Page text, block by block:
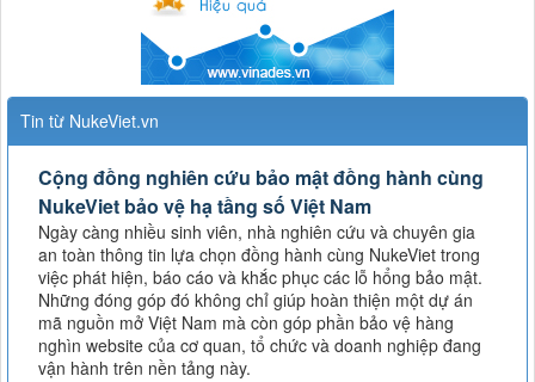
Tin từ NukeViet.vn
Cộng đồng nghiên cứu bảo mật đồng hành cùng
NukeViet bảo vệ hạ tầng số Việt Nam
Ngày càng nhiều sinh viên, nhà nghiên cứu và chuyên gia
an toàn thông tin lựa chọn đồng hành cùng NukeViet trong
việc phát hiện, báo cáo và khắc phục các lỗ hổng bảo mật.
Những đóng góp đó không chỉ giúp hoàn thiện một dự án
mã nguồn mở Việt Nam mà còn góp phần bảo vệ hàng
nghìn website của cơ quan, tổ chức và doanh nghiệp đang
vận hành trên nền tảng này.